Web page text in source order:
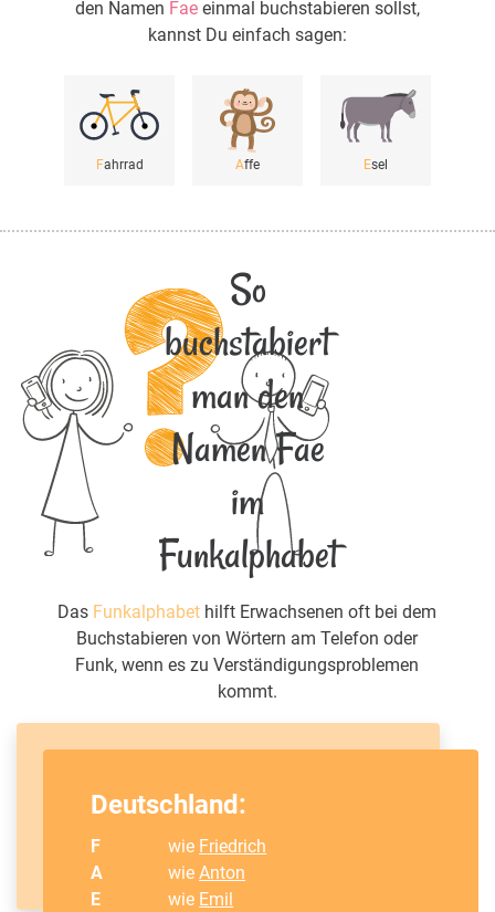
den Namen Faeeinmal buchstabieren sollst,
kannst Du einfach sagen:
Fahrrad Affe Esel
So
buchstabiert
man den
Namen Fae
im
Funkalphabet
Das Funkalphabet hilft Erwachsenen oft bei dem
Buchstabieren von Wörtern am Telefon oder
Funk, wenn es zu Verständigungsproblemen
kommt.
Deutschland:
F wie Friedrich
A
wieAnton
E
wie Emil